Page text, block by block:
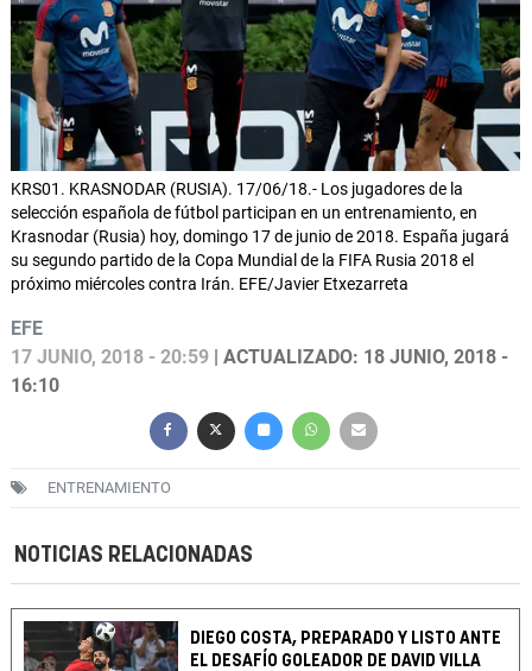
KRS01. KRASNODAR (RUSIA). 17/06/18.- Los jugadores de la
selección española de fútbol participan en un entrenamiento, en
Krasnodar (Rusia) hoy, domingo 17 de junio de 2018. España jugará
su segundo partido de la Copa Mundial de la FIFA Rusia 2018 el
próximo miércoles contra Irán. EFE/Javier Etxezarreta
EFE
17 JUNIO, 2018 - 20:59 | ACTUALIZADO: 18 JUNIO, 2018 -
16:10
ENTRENAMIENTO
NOTICIAS RELACIONADAS
DIEGO COSTA, PREPARADO Y LISTO ANTE
EL DESAFÍO GOLEADOR DE DAVID VILLA